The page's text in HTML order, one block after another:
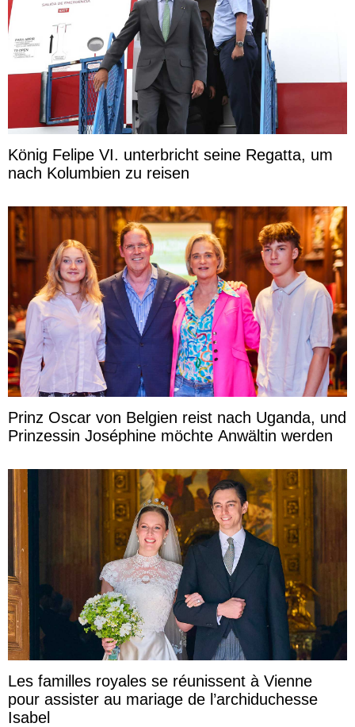
König Felipe VI. unterbricht seine Regatta, um
nach Kolumbien zu reisen
Prinz Oscar von Belgien reist nach Uganda, und
Prinzessin Joséphine möchte Anwältin werden
Les familles royales se réunissent à Vienne
pour assister au mariage de l’archiduchesse
Isabel